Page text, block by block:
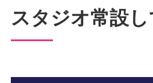
スタジオ常設し